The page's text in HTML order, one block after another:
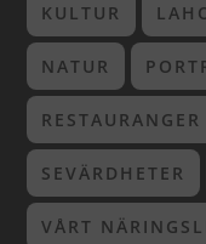
KULTUR
NATUR
SEVÄRDHETER
VÅRT